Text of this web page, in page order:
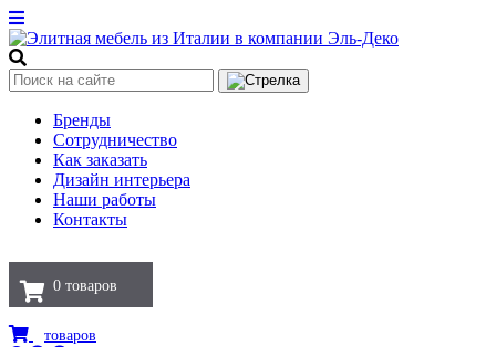
Бренды
Сотрудничество
Как заказать
Дизайн интерьера
Наши работы
Контакты
0 товаров
товаров